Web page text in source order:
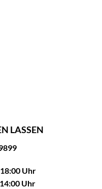
LASSEN
Uhr
Uhr